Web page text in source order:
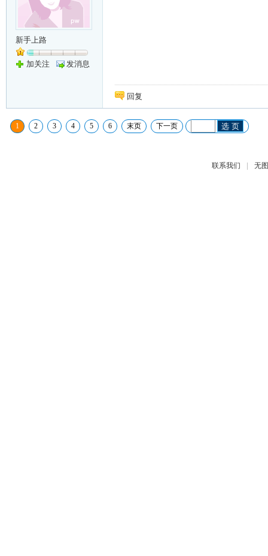
新手上路
加关注 发消息
回复
1 2 3 4 5 6 末页 下一页 选 页
联系我们 | 无